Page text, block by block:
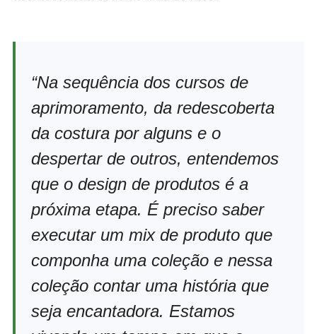
“Na sequência dos cursos de
aprimoramento, da redescoberta
da costura por alguns e o
despertar de outros, entendemos
que o design de produtos é a
próxima etapa. É preciso saber
executar um mix de produto que
componha uma coleção e nessa
coleção contar uma história que
seja encantadora. Estamos